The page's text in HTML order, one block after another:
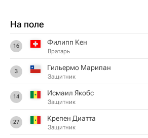
На поле
16 Филипп Кен
Вратарь
3 Гильермо Марипан
Защитник
14 Исмаил Якобс
Защитник
27 Крепен Диатта
Защитник